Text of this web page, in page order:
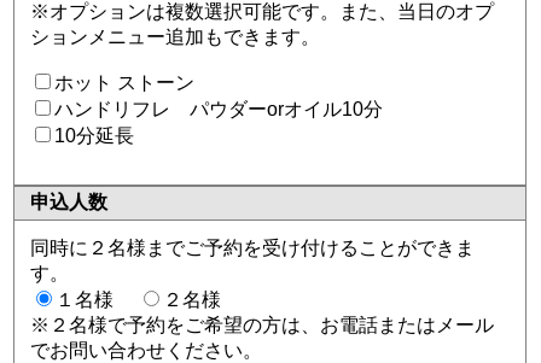
※オプションは複数選択可能です。また、当日のオプ
ションメニュー追加もできます。
ホット ストーン
ハンドリフレ パウダーorオイル10分
10分延長
申込人数
同時に２名様までご予約を受け付けることができま
す。
１名様
２名様
※２名様で予約をご希望の方は、お電話またはメール
でお問い合わせください。